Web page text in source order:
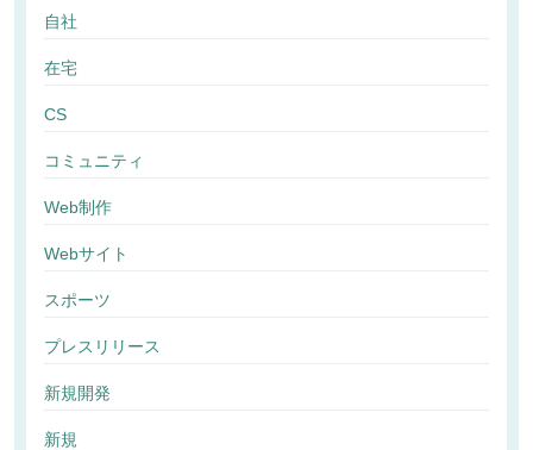
自社
在宅
CS
コミュニティ
Web制作
Webサイト
スポーツ
プレスリリース
新規開発
新規